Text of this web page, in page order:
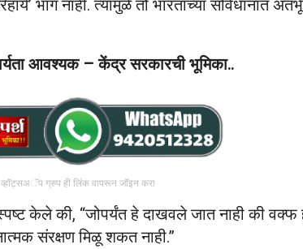
भाग नाही. त्यामुळे तो भारताच्या संविधानात
आवश्यक – केंद्र सरकारची भूमिका..
व्हॉट्सअॅप ग्रुप ही लिंक वापरून जॉइन करा
केले की, “जोपर्यंत हे दाखवले जात नाही की वक्फ
संरक्षण मिळू शकत नाही.”